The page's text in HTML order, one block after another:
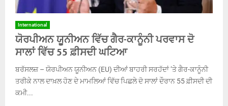
International
ਯੋਰਪੀਅਨ ਯੂਨੀਅਨ ਵਿੱਚ ਗੈਰ-ਕਾਨੂੰਨੀ ਪਰਵਾਸ ਦੋ
ਸਾਲਾਂ ਵਿੱਚ 55 ਫ਼ੀਸਦੀ ਘਟਿਆ
ਬਰੱਸਲਜ਼ – ਯੋਰਪੀਅਨ ਯੂਨੀਅਨ (EU) ਦੀਆਂ ਬਾਹਰੀ ਸਰਹੱਦਾਂ ‘ਤੇ ਗੈਰ-ਕਾਨੂੰਨੀ
ਤਰੀਕੇ ਨਾਲ ਦਾਖ਼ਲ ਹੋਣ ਦੇ ਮਾਮਲਿਆਂ ਵਿੱਚ ਪਿਛਲੇ ਦੋ ਸਾਲਾਂ ਦੌਰਾਨ 55 ਫ਼ੀਸਦੀ ਦੀ
ਕਮੀ...